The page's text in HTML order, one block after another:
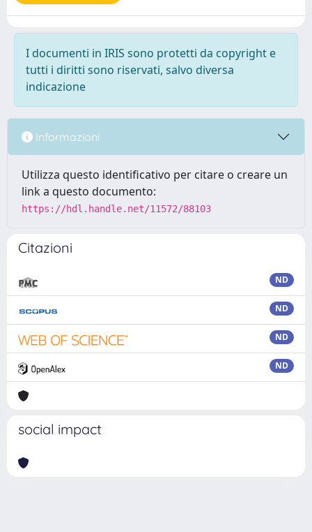
I documenti in IRIS sono protetti da copyright e
tutti i diritti sono riservati, salvo diversa
indicazione
Informazioni
Utilizza questo identificativo per citare o creare un
link a questo documento:
https://hdl.handle.net/11572/88103
Citazioni
ND
ND
ND
ND
social impact